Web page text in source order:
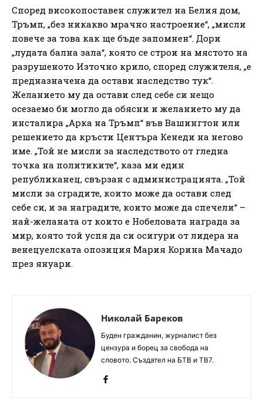
Според високопоставен служител на Белия дом,
Тръмп, „без никакво мрачно настроение“, „мисли
повече за това как ще бъде запомнен“. Дори
„лудата бална зала“, която се строи на мястото на
разрушеното Източно крило, според служителя, „е
предназначена да остави наследство тук“.
Желанието му да остави след себе си нещо
осезаемо би могло да обясни и желанието му да
инсталира „Арка на Тръмп“ във Вашингтон или
решението да кръсти Центъра Кенеди на негово
име. „Той не мисли за наследството от гледна
точка на политиките“, каза ми един
републиканец, свързан с администрацията. „Той
мисли за сградите, които може да остави след
себе си, и за наградите, които може да спечели“ –
най-желаната от които е Нобеловата награда за
мир, която той успя да си осигури от лидера на
венецуелската опозиция Мария Корина Мачадо
през януари.
Николай Бареков
Буден гражданин, журналист без
цензура и борец за свобода на
словото. Създател на БТВ и ТВ7.